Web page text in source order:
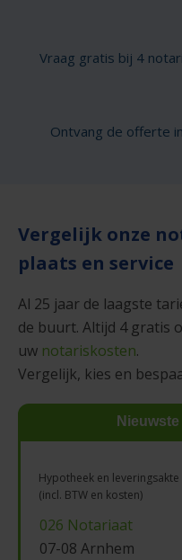
Vraag gratis bij 4
Ontvang de offerte
Vergelijk onze
plaats en service
Al 25 jaar de laagste
de buurt. Altijd 4 gratis
uw notariskosten.
Vergelijk, kies en
Hypotheek en
(incl. BTW en kosten)
026 Notariaat
07-08 Arnhem